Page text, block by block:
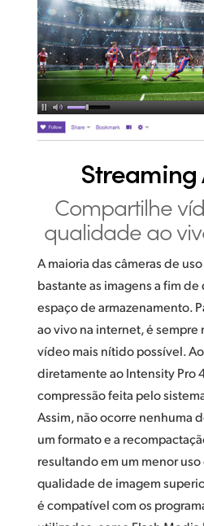
Streaming
Compartilhe
qualidade ao
A maioria das câmeras de
bastante as imagens a fim
espaço de armazenamento.
ao vivo na internet, é sempre
vídeo mais nítido possível.
diretamente ao Intensity Pro
compressão feita pelo
Assim, não ocorre nenhuma
um formato e a
resultando em um menor uso
qualidade de imagem
é compatível com os